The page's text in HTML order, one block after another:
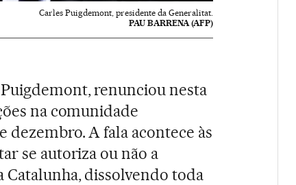
Carles Puigdemont, presidente da Generalitat.
PAU BARRENA (AFP)
renunciou nesta
na comunidade
A fala acontece às
se autoriza ou não a
dissolvendo toda